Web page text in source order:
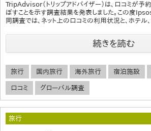
TripAdvisor（トリップアドバイザー）は、口コミが
ぼすことを示す調査結果を発表しました。この度
同調査では、ネット上の口コミの利用状況と、ホテル
続きを読む
旅行 国内旅行 海外旅行 宿泊施設
口コミ グローバル調査
旅行